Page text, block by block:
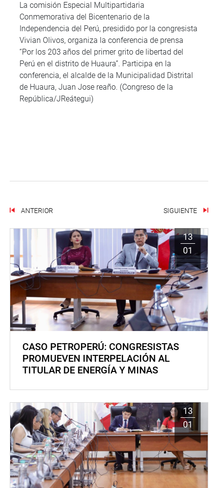
La comisión Especial Multipartidaria
Conmemorativa del Bicentenario de la
Independencia del Perú, presidido por la congresista
Vivian Olivos, organiza la conferencia de prensa
“Por los 203 años del primer grito de libertad del
Perú en el distrito de Huaura”. Participa en la
conferencia, el alcalde de la Municipalidad Distrital
de Huaura, Juan Jose reaño. (Congreso de la
República/JReátegui)
ANTERIOR SIGUIENTE
13
01
CASO PETROPERÚ: CONGRESISTAS
PROMUEVEN INTERPELACIÓN AL
TITULAR DE ENERGÍA Y MINAS
13
01